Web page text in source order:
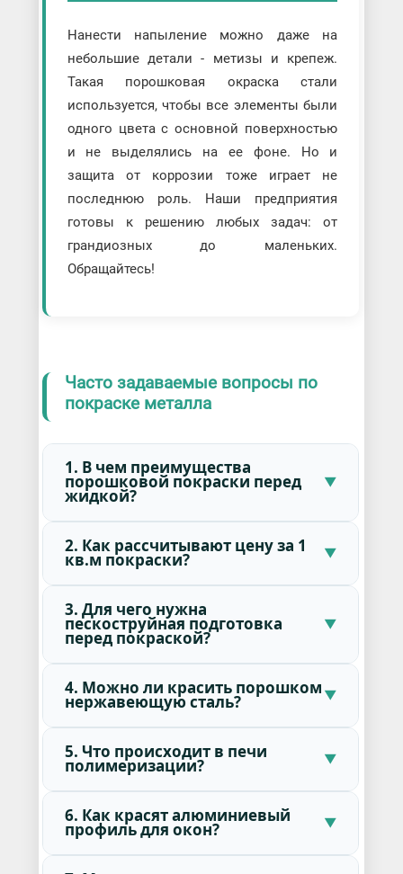
Нанести напыление можно даже на
небольшие детали - метизы и крепеж.
Такая порошковая окраска стали
используется, чтобы все элементы были
одного цвета с основной поверхностью
и не выделялись на ее фоне. Но и
защита от коррозии тоже играет не
последнюю роль. Наши предприятия
готовы к решению любых задач: от
грандиозных до маленьких.
Обращайтесь!
Часто задаваемые вопросы по
покраске металла
1. В чем преимущества
порошковой покраски перед
жидкой?
2. Как рассчитывают цену за 1
кв.м покраски?
3. Для чего нужна
пескоструйная подготовка
перед покраской?
4. Можно ли красить порошком
нержавеющую сталь?
5. Что происходит в печи
полимеризации?
6. Как красят алюминиевый
профиль для окон?